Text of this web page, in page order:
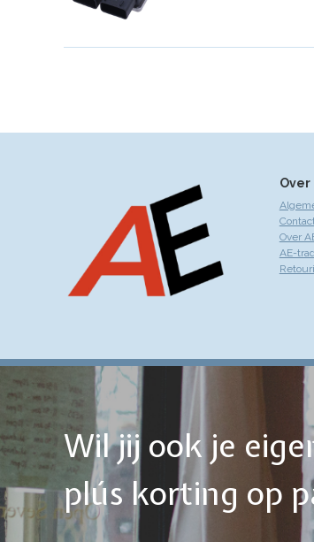
Over
AE-
Wil jij ook je
plús korting op